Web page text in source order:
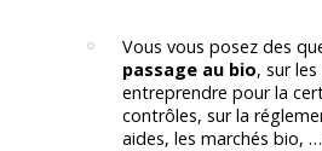
Vous vous posez des
passage au bio, sur
entreprendre pour la
contrôles, sur la
aides, les marchés bio,